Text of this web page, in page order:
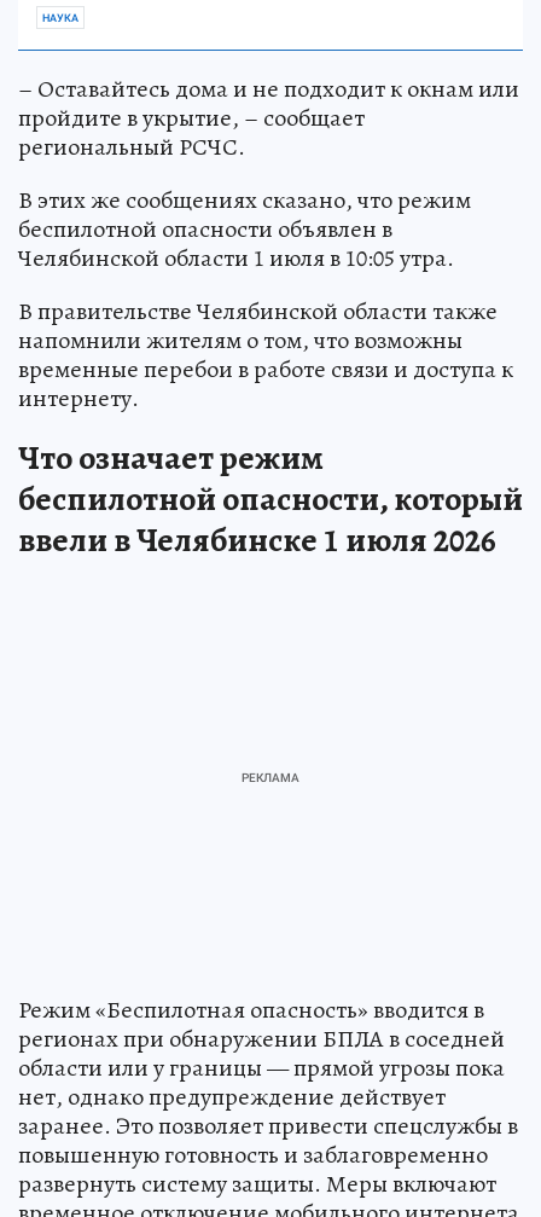
НАУКА
– Оставайтесь дома и не подходит к окнам или
пройдите в укрытие, – сообщает
региональный РСЧС.
В этих же сообщениях сказано, что режим
беспилотной опасности объявлен в
Челябинской области 1 июля в 10:05 утра.
В правительстве Челябинской области также
напомнили жителям о том, что возможны
временные перебои в работе связи и доступа к
интернету.
Что означает режим
беспилотной опасности, который
ввели в Челябинске 1 июля 2026
Режим «Беспилотная опасность» вводится в
регионах при обнаружении БПЛА в соседней
области или у границы — прямой угрозы пока
нет, однако предупреждение действует
заранее. Это позволяет привести спецслужбы в
повышенную готовность и заблаговременно
развернуть систему защиты. Меры включают